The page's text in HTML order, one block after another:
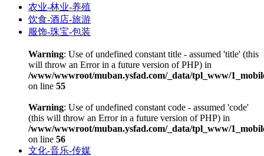
农业-林业-养殖
饮食-酒店-旅游
服饰-珠宝-包装
Warning: Use of undefined constant title - assumed 'title' (this
will throw an Error in a future version of PHP) in
/www/wwwroot/muban.ysfad.com/_data/tpl_www/
on line 55
Warning: Use of undefined constant code - assumed 'code'
(this will throw an Error in a future version of PHP) in
/www/wwwroot/muban.ysfad.com/_data/tpl_www/
on line 56
文化-音乐-传媒